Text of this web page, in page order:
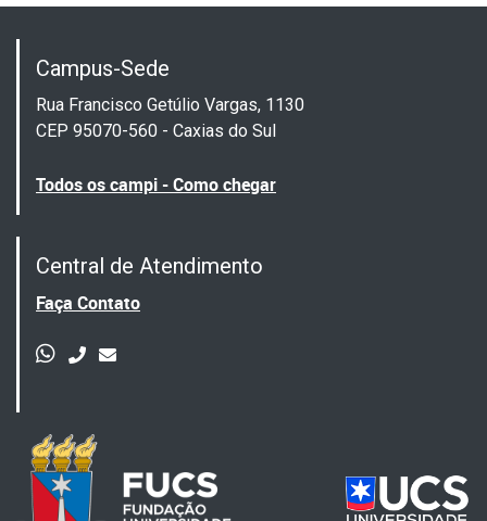
Campus-Sede
Rua Francisco Getúlio Vargas, 1130
CEP 95070-560 - Caxias do Sul
Todos os campi - Como chegar
Central de Atendimento
Faça Contato